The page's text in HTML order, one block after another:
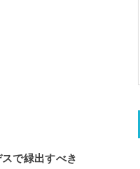
で緑出すべき